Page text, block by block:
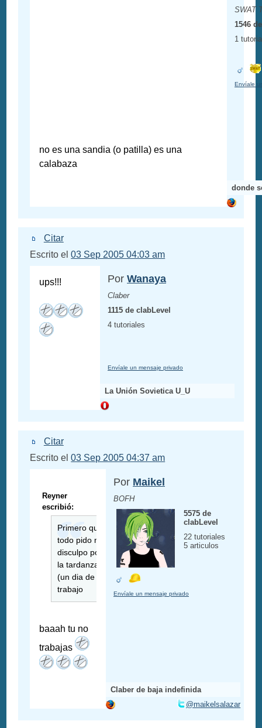
no es una sandia (o patilla) es una
calabaza
SWAT
1546
1
Envíale
donde
Citar
Escrito el03 Sep 2005 04:03 am
ups!!! Por Wanaya
Claber
1115 de clabLevel
4 tutoriales
Envíale un mensaje privado
La Unión Sovietica U_U
Citar
Escrito el03 Sep 2005 04:37 am
Reyner
escribió:
Primero que
todo pido me
disculpo por
la tardanza
(un dia de
trabajo
baaah tu no
trabajas
Por Maikel
BOFH
5575 de
clabLevel
22 tutoriales
5 articulos
Envíale un mensaje privado
Claber de baja indefinida
@maikelsalazar